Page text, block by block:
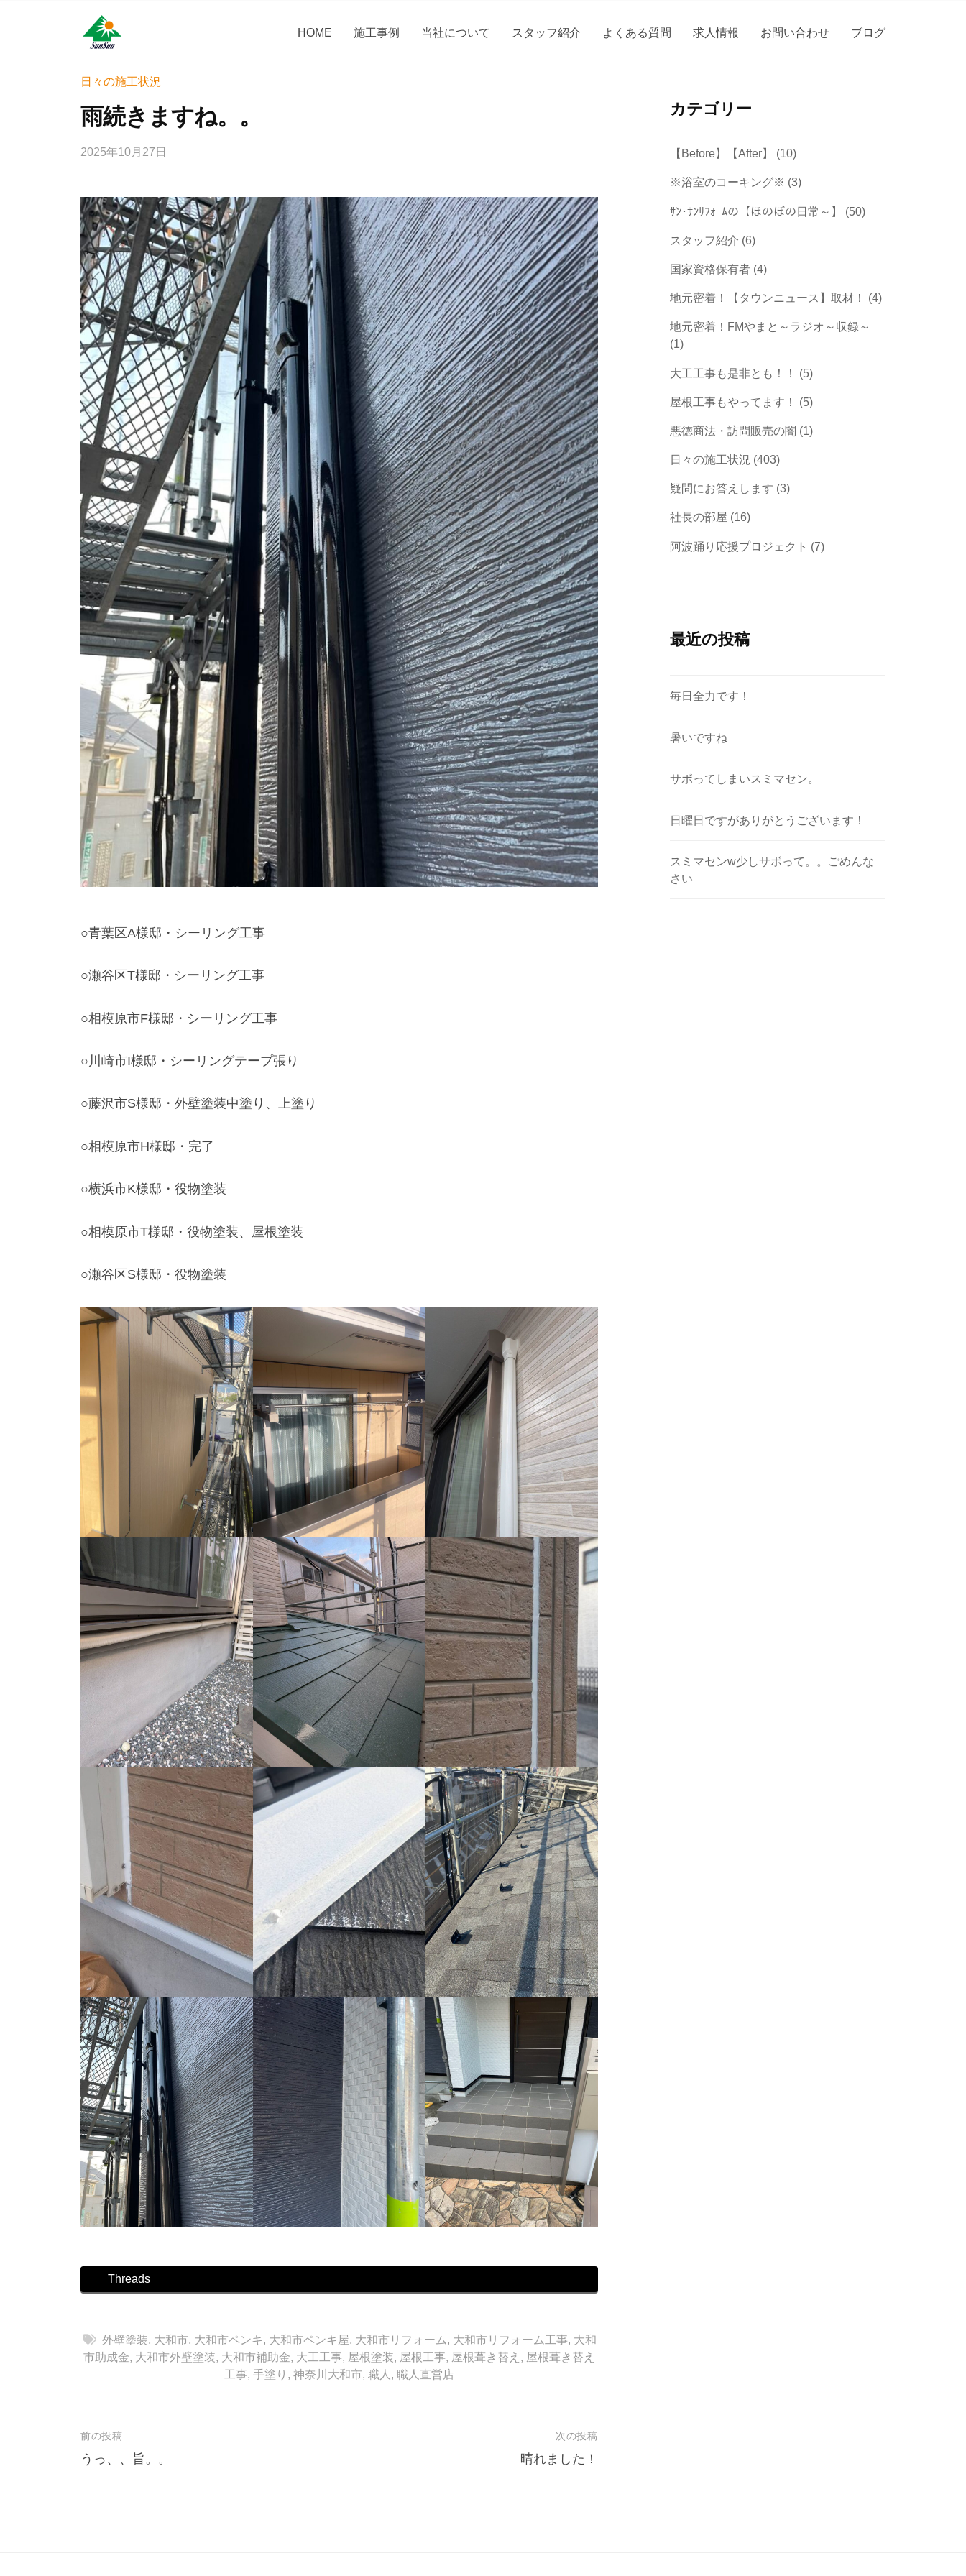
サ
・
サ
ン
ー
ム
株
式
会
社
神
川
大
市
る
外
壁
塗
装
専
門
店
HOME 施工事例 当社について スタッフ紹介 よくある質問 求人情報 お問い合わせ ブログ
日々の施工状況
雨続きますね。。
2025年10月27日
r
i
t
e
r
_
h
i
z
u
m
e
○青葉区A様邸・シーリング工事
○瀬谷区T様邸・シーリング工事
○相模原市F様邸・シーリング工事
○川崎市I様邸・シーリングテープ張り
○藤沢市S様邸・外壁塗装中塗り、上塗り
○相模原市H様邸・完了
○横浜市K様邸・役物塗装
○相模原市T様邸・役物塗装、屋根塗装
○瀬谷区S様邸・役物塗装
Threads
外壁塗装, 大和市, 大和市ペンキ, 大和市ペンキ屋, 大和市リフォーム, 大和市リフォーム工事, 大和
市助成金, 大和市外壁塗装, 大和市補助金, 大工工事, 屋根塗装, 屋根工事, 屋根葺き替え , 屋根葺き替え
工事, 手塗り , 神奈川大和市, 職人 , 職人直営店
投
稿
前の投稿
うっ、、旨。。
次の投稿
晴れました！
カテゴリー
【Before】【After】 (10)
※浴室のコーキング※ (3)
ｻﾝ･ｻﾝﾘﾌｫｰﾑの【ほのぼの日常～】 (50)
スタッフ紹介 (6)
国家資格保有者 (4)
地元密着！【タウンニュース】取材！ (4)
地元密着！FMやまと～ラジオ～収録～
(1)
大工工事も是非とも！！ (5)
屋根工事もやってます！ (5)
悪徳商法・訪問販売の闇 (1)
日々の施工状況 (403)
疑問にお答えします (3)
社長の部屋 (16)
阿波踊り応援プロジェクト (7)
最近の投稿
毎日全力です！
暑いですね
サボってしまいスミマセン。
日曜日ですがありがとうございます！
スミマセンw少しサボって。。ごめんな
さい
サ
リ
ォ
ム
式
会
社